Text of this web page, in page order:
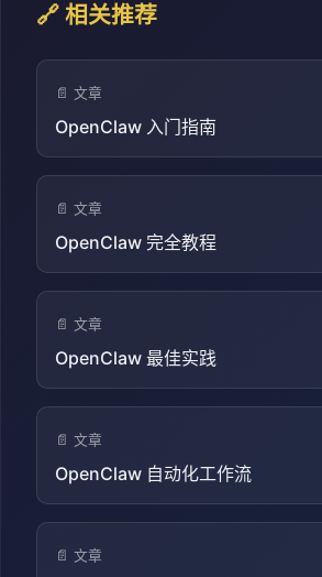
🔗 相关推荐
📄 文章
OpenClaw 入门指南
📄 文章
OpenClaw 完全教程
📄 文章
OpenClaw 最佳实践
📄 文章
OpenClaw 自动化工作流
📄 文章